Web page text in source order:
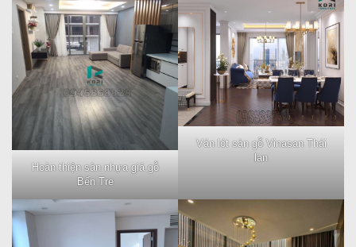
Hoàn thiện sàn nhựa giả gỗ
Bến Tre
Ván lót sàn gỗ Vinasan Thái
lan